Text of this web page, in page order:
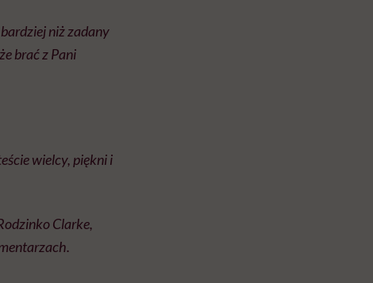
niż zadany
brać z Pani
wielcy, piękni i
Clarke,